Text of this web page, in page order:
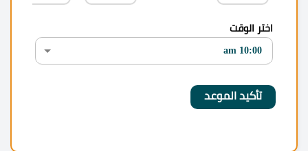
اختر الوقت